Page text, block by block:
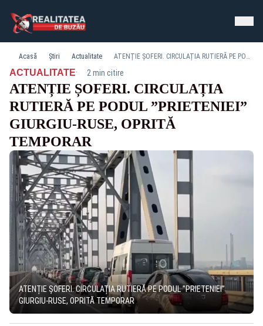
Acasă Știri Actualitate ATENȚIE ȘOFERI. CIRCULAȚIA RUTIERĂ PE PODUL ”PRIETENIEI” GIURGIU-RUSE, OPRITĂ TEMPORAR
ACTUALITATE· 2 min citire
ATENȚIE ȘOFERI. CIRCULAȚIA
RUTIERĂ PE PODUL ”PRIETENIEI”
GIURGIU-RUSE, OPRITĂ
TEMPORAR
ATENȚIE ȘOFERI. CIRCULAȚIA RUTIERĂ PE PODUL ”PRIETENIEI”
GIURGIU-RUSE, OPRITĂ TEMPORAR